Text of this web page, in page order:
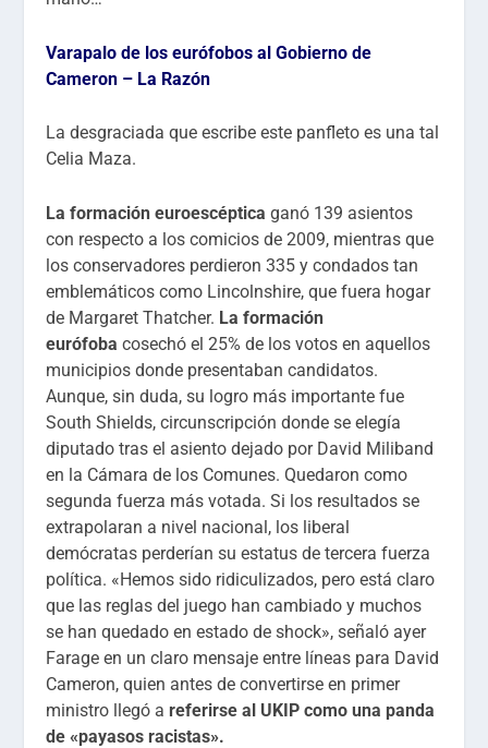
Varapalo de los eurófobos al Gobierno de
Cameron – La Razón
La desgraciada que escribe este panfleto es una tal
Celia Maza.
La formación euroescéptica ganó 139 asientos
con respecto a los comicios de 2009, mientras que
los conservadores perdieron 335 y condados tan
emblemáticos como Lincolnshire, que fuera hogar
de Margaret Thatcher. La formación
eurófoba cosechó el 25% de los votos en aquellos
municipios donde presentaban candidatos.
Aunque, sin duda, su logro más importante fue
South Shields, circunscripción donde se elegía
diputado tras el asiento dejado por David Miliband
en la Cámara de los Comunes. Quedaron como
segunda fuerza más votada. Si los resultados se
extrapolaran a nivel nacional, los liberal
demócratas perderían su estatus de tercera fuerza
política. «Hemos sido ridiculizados, pero está claro
que las reglas del juego han cambiado y muchos
se han quedado en estado de shock», señaló ayer
Farage en un claro mensaje entre líneas para David
Cameron, quien antes de convertirse en primer
ministro llegó a referirse al UKIP como una panda
de «payasos racistas».